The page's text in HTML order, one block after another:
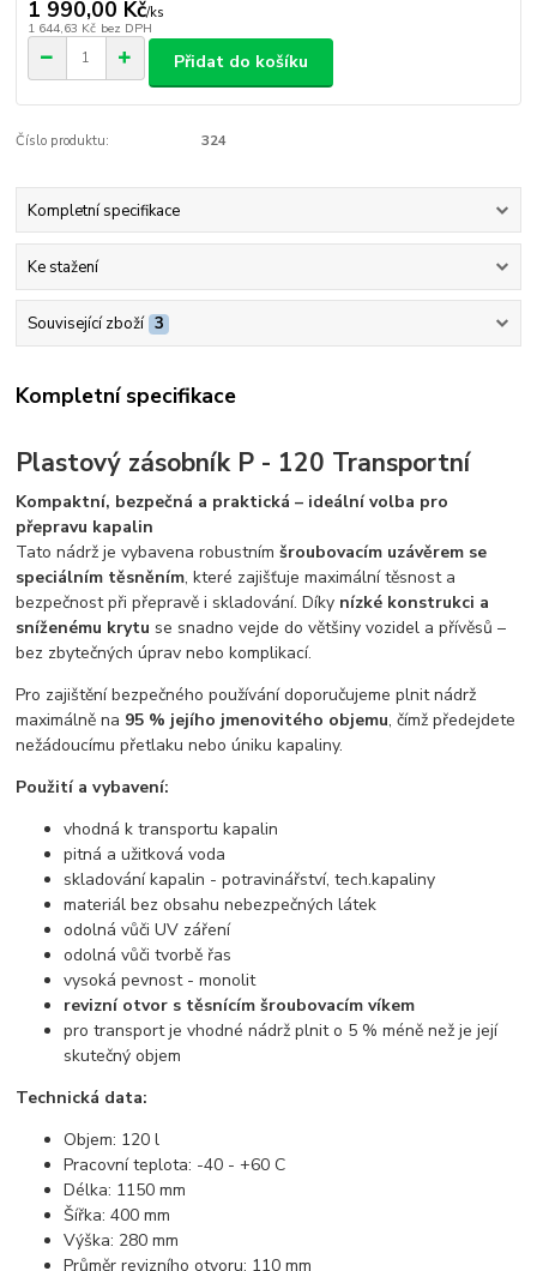
1 990,00 Kč/ks
1 644,63 Kč bez DPH
Přidat do košíku
Číslo produktu: 324
Kompletní specifikace
Ke stažení
Související zboží 3
Kompletní specifikace
Plastový zásobník P - 120 Transportní
Kompaktní, bezpečná a praktická – ideální volba pro
přepravu kapalin
Tato nádrž je vybavena robustnímšroubovacím uzávěrem se
speciálním těsněním, které zajišťuje maximální těsnost a
bezpečnost při přepravě i skladování. Díky nízké konstrukci a
sníženému krytu se snadno vejde do většiny vozidel a přívěsů –
bez zbytečných úprav nebo komplikací.
Pro zajištění bezpečného používání doporučujeme plnit nádrž
maximálně na 95 % jejího jmenovitého objemu, čímž předejdete
nežádoucímu přetlaku nebo úniku kapaliny.
Použití a vybavení:
vhodná k transportu kapalin
pitná a užitková voda
skladování kapalin - potravinářství, tech.kapaliny
materiál bez obsahu nebezpečných látek
odolná vůči UV záření
odolná vůči tvorbě řas
vysoká pevnost - monolit
revizní otvor s těsnícím šroubovacím víkem
pro transport je vhodné nádrž plnit o 5 % méně než je její
skutečný objem
Technická data:
Objem: 120 l
Pracovní teplota: -40 - +60 C
Délka: 1150 mm
Šířka: 400 mm
Výška: 280 mm
Průměr revizního otvoru: 110 mm